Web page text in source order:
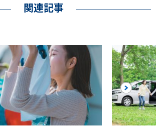
関連記事
Next